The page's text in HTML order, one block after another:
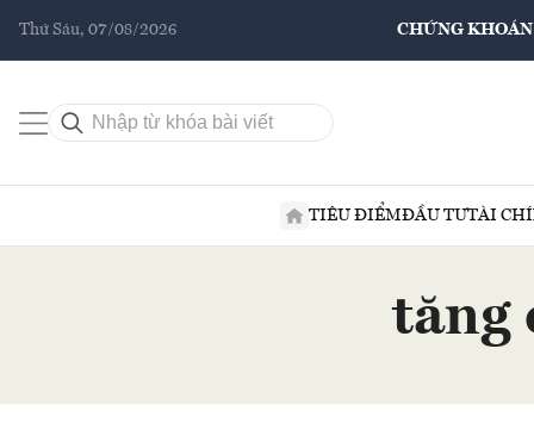
Thứ Sáu, 07/08/2026 CHỨNG KHOÁN
TIÊU ĐIỂMĐẦU TƯTÀI
tăng